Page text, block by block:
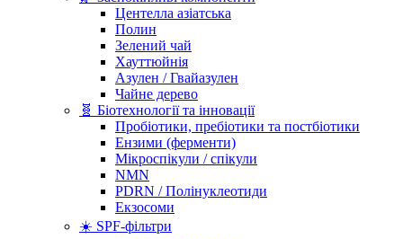
Центелла азіатська
Полин
Зелений чай
Хауттюйнія
Азулен / Гвайазулен
Чайне дерево
🧬 Біотехнології та інновації
Пробіотики, пребіотики та постбіотики
Ензими (ферменти)
Мікроспікули / спікули
NMN
PDRN / Полінуклеотиди
Екзосоми
☀️ SPF-фільтри